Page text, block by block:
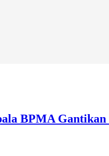
BPMA Gantikan